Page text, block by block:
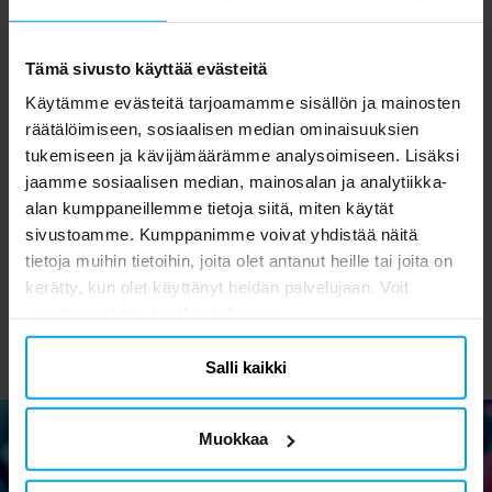
Tämä sivusto käyttää evästeitä
Käytämme evästeitä tarjoamamme sisällön ja mainosten
räätälöimiseen, sosiaalisen median ominaisuuksien
tukemiseen ja kävijämäärämme analysoimiseen. Lisäksi
jaamme sosiaalisen median, mainosalan ja analytiikka-
alan kumppaneillemme tietoja siitä, miten käytät
sivustoamme. Kumppanimme voivat yhdistää näitä
tietoja muihin tietoihin, joita olet antanut heille tai joita on
kerätty, kun olet käyttänyt heidän palvelujaan. Voit
Salli kaikki
Muokkaa
Partypeli Merenneito 2-
14 pelaajaa
Hinta: 2,49 €
2,49 €
OSTA
Merenneito snap-on-
rannekoru
Hinta:0,50 €
0,50 €
OSTA